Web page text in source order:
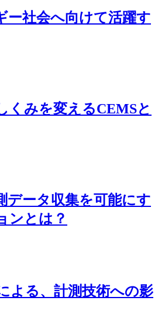
ー社会へ向けて活躍す
くみを変えるCEMSと
データ収集を可能にす
ンとは？
よる、計測技術への影